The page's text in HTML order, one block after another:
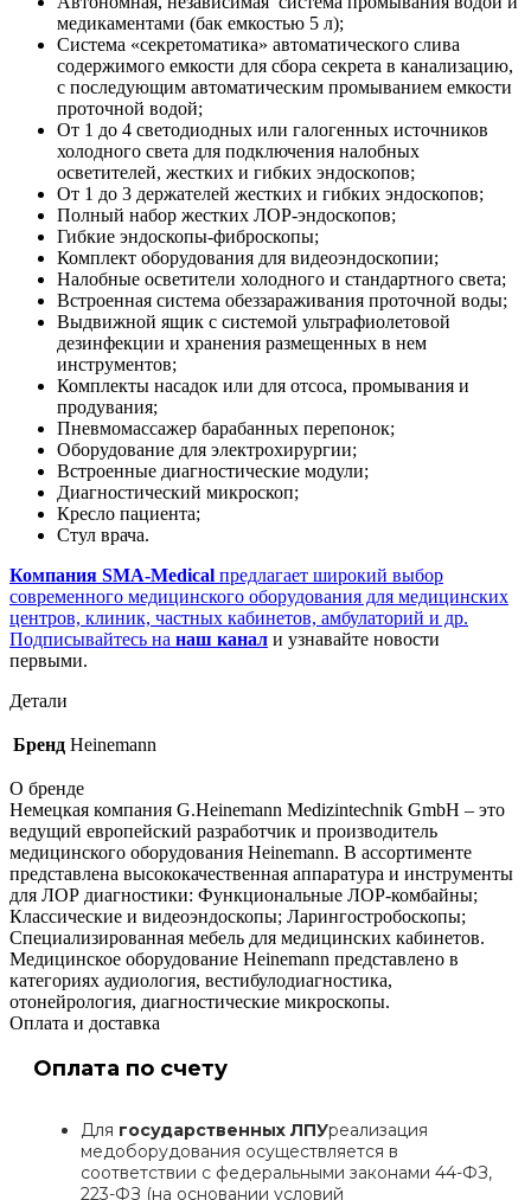
медикаментами (бак емкостью 5 л);
Система «секретоматика» автоматического слива
содержимого емкости для сбора секрета в канализацию,
с последующим автоматическим промыванием емкости
проточной водой;
От 1 до 4 светодиодных или галогенных источников
холодного света для подключения налобных
осветителей, жестких и гибких эндоскопов;
От 1 до 3 держателей жестких и гибких эндоскопов;
Полный набор жестких ЛОР-эндоскопов;
Гибкие эндоскопы-фиброскопы;
Комплект оборудования для видеоэндоскопии;
Налобные осветители холодного и стандартного света;
Встроенная система обеззараживания проточной воды;
Выдвижной ящик с системой ультрафиолетовой
дезинфекции и хранения размещенных в нем
инструментов;
Комплекты насадок или для отсоса, промывания и
продувания;
Пневмомассажер барабанных перепонок;
Оборудование для электрохирургии;
Встроенные диагностические модули;
Диагностический микроскоп;
Кресло пациента;
Стул врача.
Компания SMA-Medical предлагает широкий выбор
современного медицинского оборудования для медицинских
центров, клиник, частных кабинетов, амбулаторий и др.
Подписывайтесь на наш канал и узнавайте новости
первыми.
Детали
Бренд Heinemann
О бренде
Немецкая компания G.Heinemann Medizintechnik GmbH – это
ведущий европейский разработчик и производитель
медицинского оборудования Heinemann. В ассортименте
представлена высококачественная аппаратура и инструменты
для ЛОР диагностики: Функциональные ЛОР-комбайны;
Классические и видеоэндоскопы; Ларингостробоскопы;
Специализированная мебель для медицинских кабинетов.
Медицинское оборудование Heinemann представлено в
категориях аудиология, вестибулодиагностика,
отонейрология, диагностические микроскопы.
Оплата и доставка
Оплата по счету
Для государственных ЛПУреализация
медоборудования осуществляется в
соответствии с федеральными законами 44-ФЗ,
223-ФЗ (на основании условий